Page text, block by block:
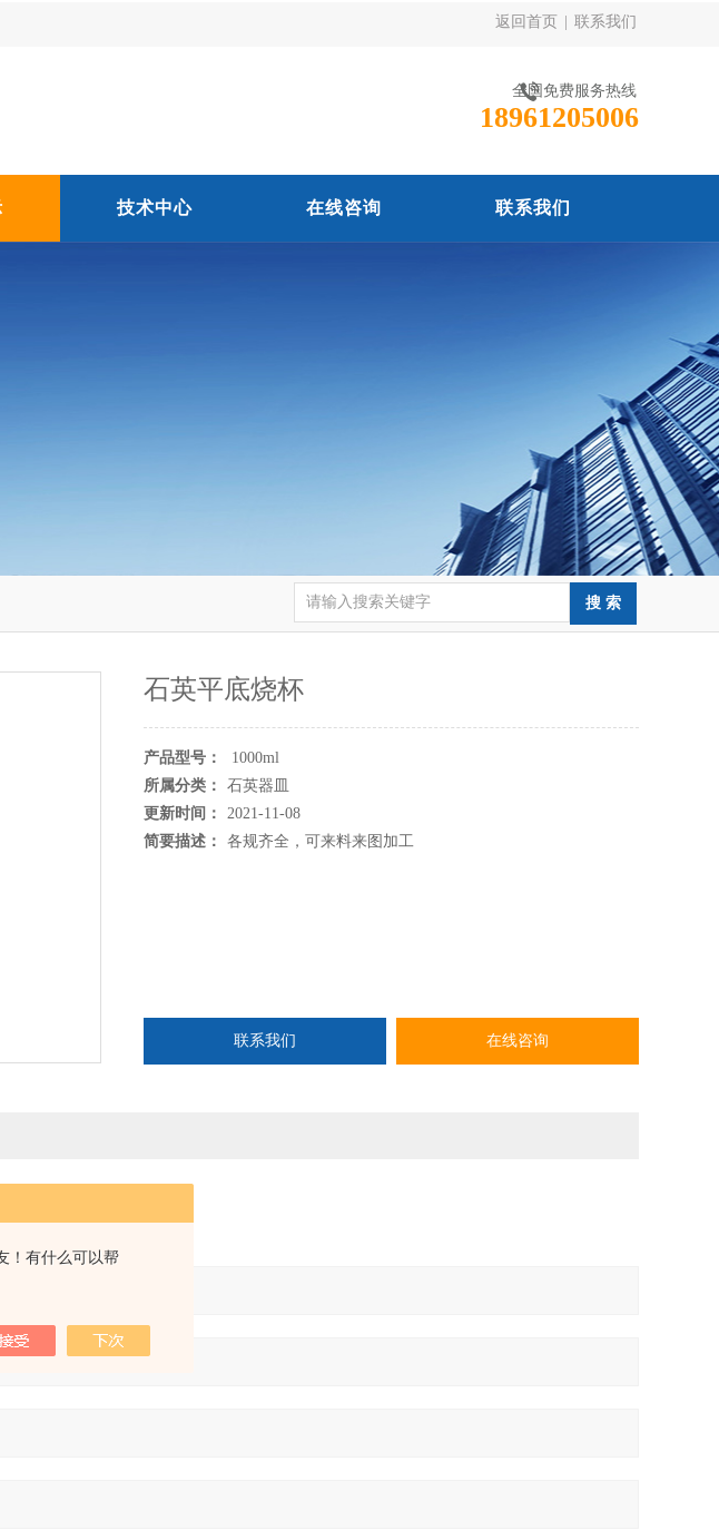
！有什么可以帮
返回首页 联系我们
全国免费服务热线
18961205006
技术中心 在线咨询 联系我们
石英平底烧杯
产品型号：
1000ml
所属分类：
石英器皿
更新时间：
2021-11-08
简要描述：
各规齐全，可来料来图加工
联系我们 在线咨询
*产品。